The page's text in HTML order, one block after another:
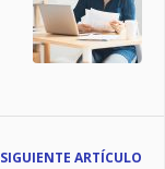
SIGUIENTE ARTÍCULO